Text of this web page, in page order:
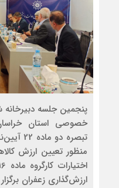
پنجمین جلسه
خصوصی استان
تبصره
منظور تعیین ارزش
ارزش‌گذاری زعفران